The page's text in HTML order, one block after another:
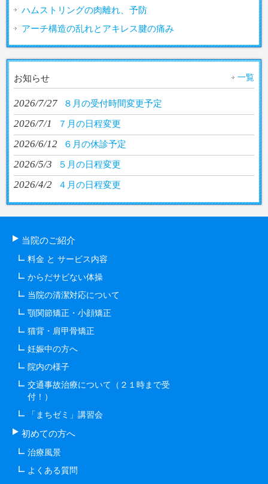
ハムストリングの肉離れ、予防
アーチ構造の乱れとアキレス腱の痛み
お知らせ 一覧
2026/7/27 ８月の受付時間変更予定
2026/7/1 ７月の日程変更
2026/6/12 ６月の休診予定
2026/5/3 ５月の日程変更
2026/4/2 ４月の日程変更
当院のご紹介
料金 と サービス内容
からだサビない体操
当院の清潔対応について
顎関節矯正・小顔矯正
猫背・肩甲骨矯正
妊娠中の方へ
院内の様子
交通事故治療について（２１時まで受
付！）
「まちゼミ」講習会
初めての方へ
治療風景
よくある質問